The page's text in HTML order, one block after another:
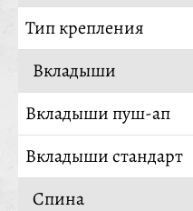
Тип крепления
Вкладыши
Вкладыши пуш-ап
Вкладыши стандарт
Спина